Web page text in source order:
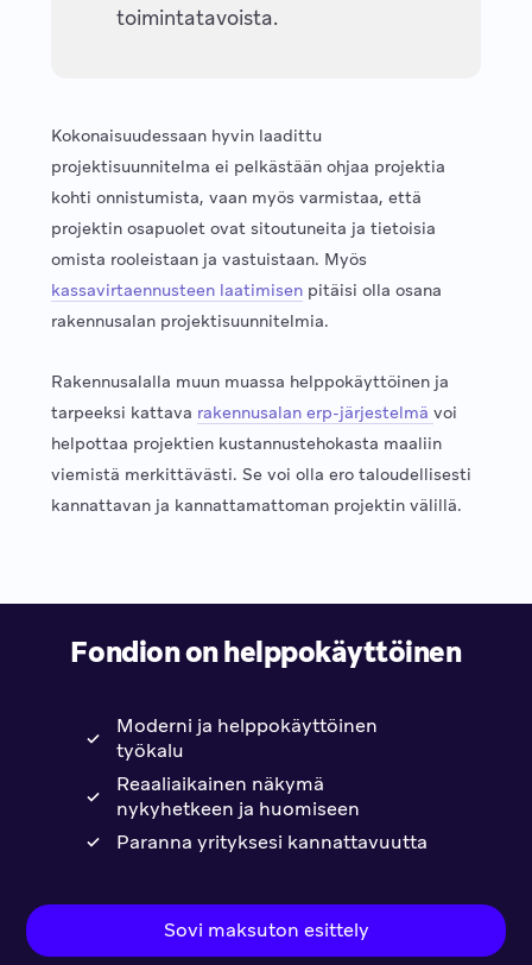
toimintatavoista.
Kokonaisuudessaan hyvin laadittu
projektisuunnitelma ei pelkästään ohjaa projektia
kohti onnistumista, vaan myös varmistaa, että
projektin osapuolet ovat sitoutuneita ja tietoisia
omista rooleistaan ja vastuistaan. Myös
kassavirtaennusteen laatimisenpitäisi olla osana
rakennusalan projektisuunnitelmia.
Rakennusalalla muun muassa helppokäyttöinen ja
tarpeeksi kattava rakennusalan erp-järjestelmä voi
helpottaa projektien kustannustehokasta maaliin
viemistä merkittävästi. Se voi olla ero taloudellisesti
kannattavan ja kannattamattoman projektin välillä.
Fondion on helppokäyttöinen
Moderni ja helppokäyttöinen
työkalu
Reaaliaikainen näkymä
nykyhetkeen ja huomiseen
Paranna yrityksesi kannattavuutta
Sovi maksuton esittely